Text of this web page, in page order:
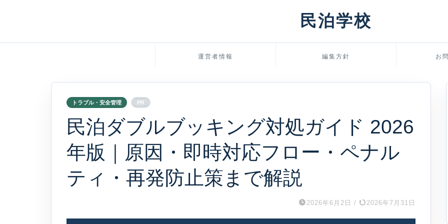
民泊学校
運営者情報 編集方針 お
トラブル・安全管理 PR
民泊ダブルブッキング対処ガイド 2026
年版｜原因・即時対応フロー・ペナル
ティ・再発防止策まで解説
2026年6月2日 / 2026年7月31日